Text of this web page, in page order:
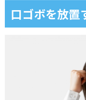
口ゴボを放置